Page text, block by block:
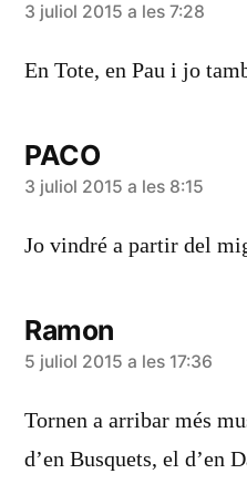
diu:
3 juliol 2015 a les 7:28
En Tote, en Pau i jo
PACO
diu:
3 juliol 2015 a les 8:15
Jo vindré a partir del
Ramon
diu:
5 juliol 2015 a les 17:36
Tornen a arribar més
d’en Busquets, el d’en